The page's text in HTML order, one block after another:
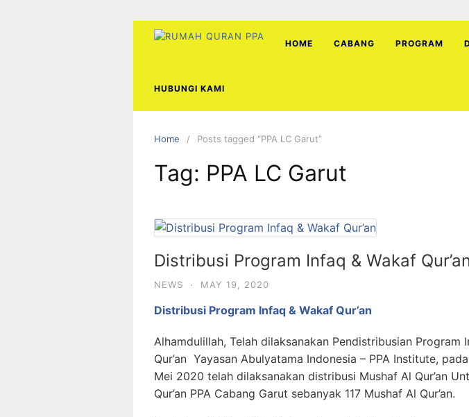
HOME CABANG PROGRAM
HUBUNGI KAMI
Home Posts tagged “PPA LC Garut”
Tag: PPA LC Garut
Distribusi Program Infaq & Wakaf
NEWS · MAY 19, 2020
Distribusi Program Infaq & Wakaf Qur’an
Alhamdulillah, Telah dilaksanakan Pendistribusian Program
Qur’an Yayasan Abulyatama Indonesia – PPA Institute,
Mei 2020 telah dilaksanakan distribusi Mushaf Al Qur’an
Qur’an PPA Cabang Garut sebanyak 117 Mushaf Al Qur’an.